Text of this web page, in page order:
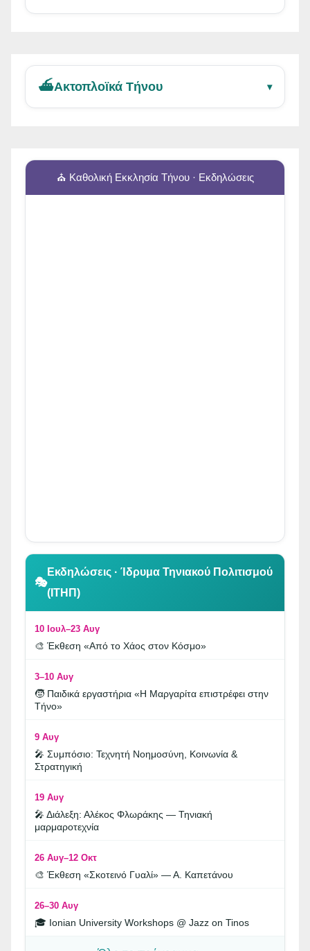
⛴️Ακτοπλοϊκά Τήνου ▾
⛪ Καθολική Εκκλησία Τήνου · Εκδηλώσεις
👆 Κλικ για περιήγηση
🎭
Εκδηλώσεις · Ίδρυμα Τηνιακού Πολιτισμού
(ΙΤΗΠ)
10 Ιουλ–23 Αυγ
🎨 Έκθεση «Από το Χάος στον Κόσμο»
3–10 Αυγ
🧒 Παιδικά εργαστήρια «Η Μαργαρίτα επιστρέφει στην
Τήνο»
9 Αυγ
🎤 Συμπόσιο: Τεχνητή Νοημοσύνη, Κοινωνία &
Στρατηγική
19 Αυγ
🎤 Διάλεξη: Αλέκος Φλωράκης — Τηνιακή
μαρμαροτεχνία
26 Αυγ–12 Οκτ
🎨 Έκθεση «Σκοτεινό Γυαλί» — Α. Καπετάνου
26–30 Αυγ
🎓 Ionian University Workshops @ Jazz on Tinos